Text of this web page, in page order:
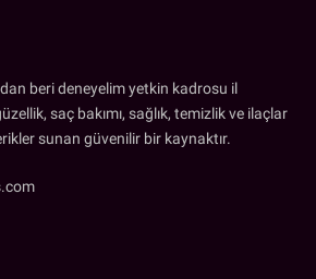
beri deneyelim yetkin kadrosu il
saç bakımı, sağlık, temizlik ve ilaçlar
sunan güvenilir bir kaynaktır.